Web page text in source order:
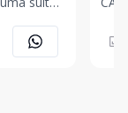
e um
três
e